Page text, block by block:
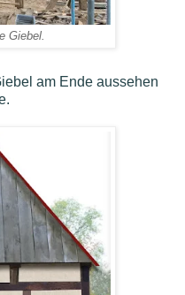
Giebel.
am Ende aussehen